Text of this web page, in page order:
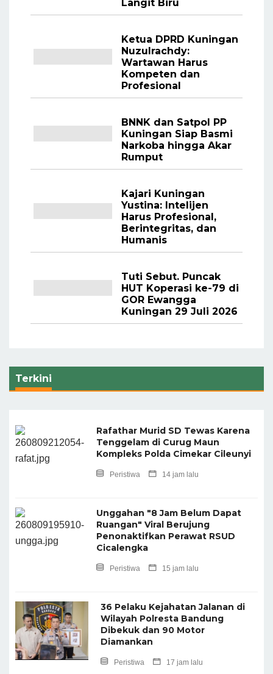
Langit Biru
Ketua DPRD Kuningan
Nuzulrachdy:
Wartawan Harus
Kompeten dan
Profesional
BNNK dan Satpol PP
Kuningan Siap Basmi
Narkoba hingga Akar
Rumput
Kajari Kuningan
Yustina: Intelijen
Harus Profesional,
Berintegritas, dan
Humanis
Tuti Sebut. Puncak
HUT Koperasi ke-79 di
GOR Ewangga
Kuningan 29 Juli 2026
Terkini
Rafathar Murid SD Tewas Karena
Tenggelam di Curug Maun
Kompleks Polda Cimekar Cileunyi
Peristiwa 14 jam lalu
Unggahan "8 Jam Belum Dapat
Ruangan" Viral Berujung
Penonaktifkan Perawat RSUD
Cicalengka
Peristiwa 15 jam lalu
36 Pelaku Kejahatan Jalanan di
Wilayah Polresta Bandung
Dibekuk dan 90 Motor
Diamankan
Peristiwa 17 jam lalu